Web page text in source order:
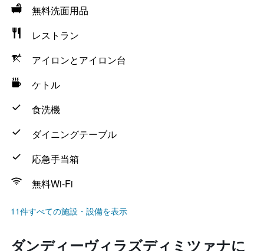
無料洗面用品
レストラン
アイロンとアイロン台
ケトル
食洗機
ダイニングテーブル
応急手当箱
無料Wi-Fi
11件すべての施設・設備を表示
ダンディーヴィラズディミツァナに